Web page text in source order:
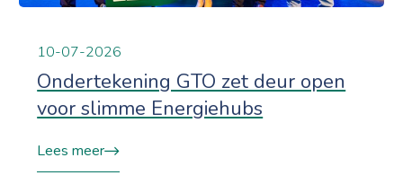
10-07-2026
Ondertekening GTO zet deur open
voor slimme Energiehubs
Lees meer